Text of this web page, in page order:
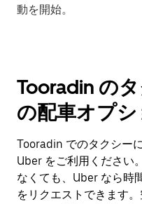
動を開始。
Tooradin の
の配車オプシ
Tooradin でのタクシー
Uber をご利用ください
なくても、Uber なら時
をリクエストできます